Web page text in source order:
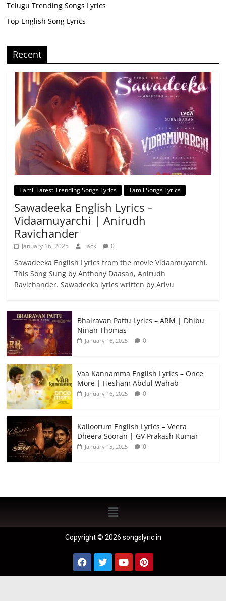
Telugu Trending Songs Lyrics
Top English Song Lyrics
Recent
Tamil Latest Trending Songs Lyrics Tamil Songs Lyrics
Sawadeeka English Lyrics –
Vidaamuyarchi | Anirudh
Ravichander
January 16, 2025 Jack 0
Sawadeeka English Lyrics from the movie Vidaamuyarchi.
This Song Sung by Anthony Daasan, Anirudh
Ravichander. Sawadeeka lyrics written by Arivu
Bhairavan Pattu Lyrics – ARM | Dhibu
Ninan Thomas
January 16, 2025 0
Vaa Kannamma English Lyrics – Once
More | Hesham Abdul Wahab
January 16, 2025 0
Kalloorum English Lyrics – Veera
Dheera Sooran | GV Prakash Kumar
January 15, 2025 0
Copyright © 2026 songslyric.in